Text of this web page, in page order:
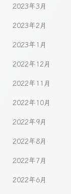
2023年3月
2023年2月
2023年1月
2022年12月
2022年11月
2022年10月
2022年9月
2022年8月
2022年7月
2022年6月